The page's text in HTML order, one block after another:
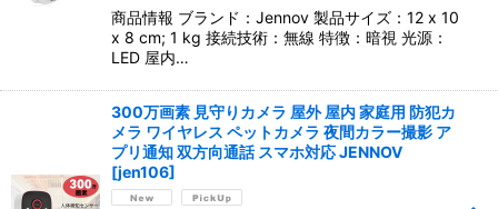
商品情報 ブランド：Jennov 製品サイズ：12 x 10
x 8 cm; 1 kg 接続技術：無線 特徴：暗視 光源：
LED 屋内…
300万画素 見守りカメラ 屋外 屋内 家庭用 防犯カ
メラ ワイヤレス ペットカメラ 夜間カラー撮影 ア
プリ通知 双方向通話 スマホ対応 JENNOV
[jen106]